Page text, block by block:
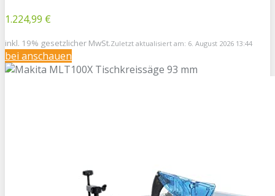
1.224,99 €
inkl. 19% gesetzlicher MwSt.Zuletzt aktualisiert am: 6. August 2026 13:44
bei anschauen